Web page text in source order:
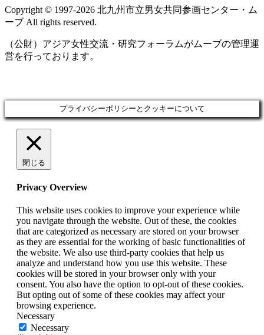
Copyright © 1997‐2026 北九州市立男女共同参画センター・ム
ーブ All rights reserved.
（公財）アジア女性交流・研究フォーラムがムーブの管理運
営を行っております。
プライバシーポリシーとクッキーについて
閉じる
Privacy Overview
This website uses cookies to improve your experience while
you navigate through the website. Out of these, the cookies
that are categorized as necessary are stored on your browser
as they are essential for the working of basic functionalities of
the website. We also use third-party cookies that help us
analyze and understand how you use this website. These
cookies will be stored in your browser only with your
consent. You also have the option to opt-out of these cookies.
But opting out of some of these cookies may affect your
browsing experience.
Necessary
Necessary